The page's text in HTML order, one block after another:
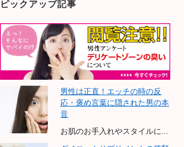
ピックアップ記事
男性は正直！エッチの時の反
応・褒め言葉に隠された男の本
音
お肌のお手入れやスタイルに...